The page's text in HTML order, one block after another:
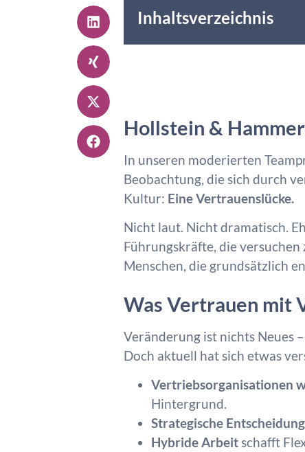
Inhaltsverzeichnis
Hollstein &
In unseren moderierten
Beobachtung, die sich durch
Kultur: Eine Vertrauenslücke.
Nicht laut. Nicht dramatisch.
Führungskräfte, die versuchen
Menschen, die grundsätzlich
Was Vertrauen mit
Veränderung ist nichts Neues
Doch aktuell hat sich etwas
Vertriebsorganisationen
Hintergrund.
Strategische
Hybride Arbeitschafft